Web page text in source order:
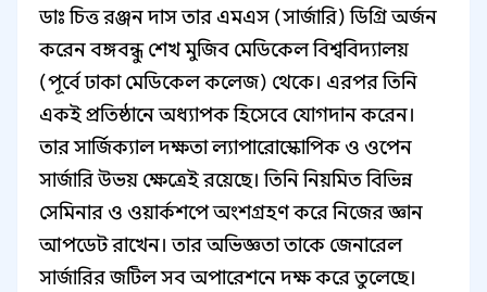
ডাঃ চিত্ত রঞ্জন দাস তার এমএস (সার্জারি) ডিগ্রি অর্জন
করেন বঙ্গবন্ধু শেখ মুজিব মেডিকেল বিশ্ববিদ্যালয়
(পূর্বে ঢাকা মেডিকেল কলেজ) থেকে। এরপর তিনি
একই প্রতিষ্ঠানে অধ্যাপক হিসেবে যোগদান করেন।
তার সার্জিক্যাল দক্ষতা ল্যাপারোস্কোপিক ও ওপেন
সার্জারি উভয় ক্ষেত্রেই রয়েছে। তিনি নিয়মিত বিভিন্ন
সেমিনার ও ওয়ার্কশপে অংশগ্রহণ করে নিজের জ্ঞান
আপডেট রাখেন। তার অভিজ্ঞতা তাকে জেনারেল
সার্জারির জটিল সব অপারেশনে দক্ষ করে তুলেছে।